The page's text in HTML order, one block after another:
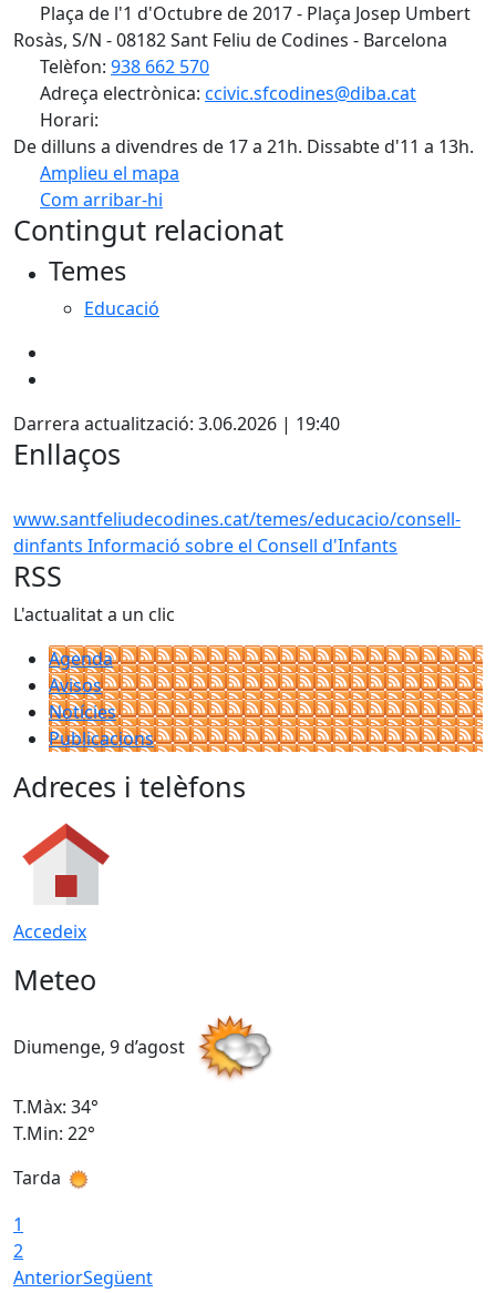
Plaça de l'1 d'Octubre de 2017 - Plaça Josep Umbert
Rosàs, S/N - 08182 Sant Feliu de Codines - Barcelona
Telèfon: 938 662 570
Adreça electrònica: ccivic.sfcodines@diba.cat
Horari:
De dilluns a divendres de 17 a 21h. Dissabte d'11 a 13h.
Amplieu el mapa
Com arribar-hi
+
Contingut relacionat
Temes
Educació
Darrera actualització: 3.06.2026 | 19:40
Enllaços
www.santfeliudecodines.cat/temes/educacio/consell-
dinfants Informació sobre el Consell d'Infants
RSS
L'actualitat a un clic
Agenda
Avisos
Notícies
Publicacions
Adreces i telèfons
Accedeix
Meteo
Diumenge, 9 d’agost
T.Màx: 34°
T.Min: 22°
Tarda
1
2
AnteriorSegüent